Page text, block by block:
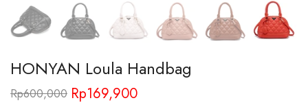
HONYAN Loula Handbag
Rp600,000 Rp169,900